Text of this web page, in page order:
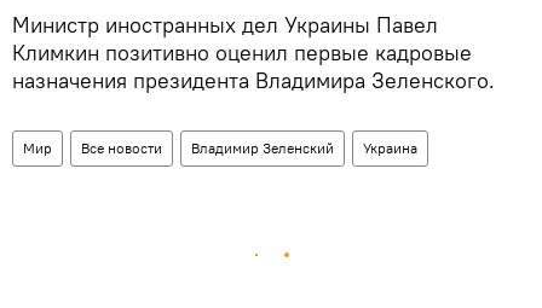
Министр иностранных дел Украины Павел
Климкин позитивно оценил первые кадровые
назначения президента Владимира Зеленского.
Мир Все новости Владимир Зеленский Украина